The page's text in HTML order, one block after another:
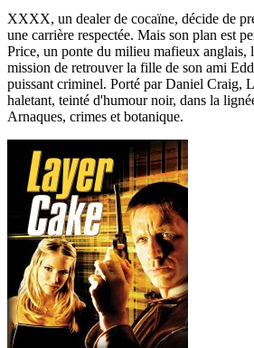
XXXX, un dealer de cocaïne, décide de
une carrière respectée. Mais son plan est
Price, un ponte du milieu mafieux
mission de retrouver la fille de son ami
puissant criminel. Porté par Daniel Craig,
haletant, teinté d'humour noir, dans la
Arnaques, crimes et botanique.